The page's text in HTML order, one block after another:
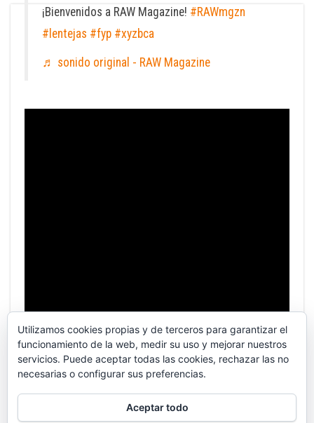
¡Bienvenidos a RAW Magazine! #RAWmgzn
#lentejas #fyp #xyzbca
♬ sonido original - RAW Magazine
Utilizamos cookies propias y de terceros para garantizar el
funcionamiento de la web, medir su uso y mejorar nuestros
servicios. Puede aceptar todas las cookies, rechazar las no
necesarias o configurar sus preferencias.
Aceptar todo